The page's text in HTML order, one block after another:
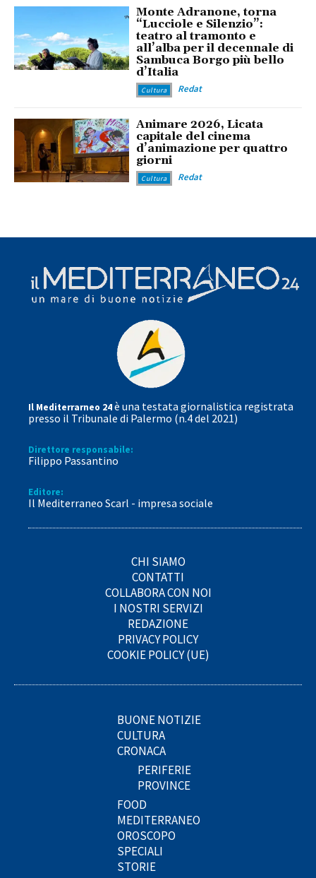
Monte Adranone, torna
“Lucciole e Silenzio”:
teatro al tramonto e
all’alba per il decennale di
Sambuca Borgo più bello
d’Italia
Cultura Redat
Animare 2026, Licata
capitale del cinema
d’animazione per quattro
giorni
Cultura Redat
Il Mediterrarneo 24è una testata giornalistica registrata
presso il Tribunale di Palermo (n.4 del 2021)
Direttore responsabile:
Filippo Passantino
Editore:
Il Mediterraneo Scarl - impresa sociale
CHI SIAMO
CONTATTI
COLLABORA CON NOI
I NOSTRI SERVIZI
REDAZIONE
PRIVACY POLICY
COOKIE POLICY (UE)
BUONE NOTIZIE
CULTURA
CRONACA
PERIFERIE
PROVINCE
FOOD
MEDITERRANEO
OROSCOPO
SPECIALI
STORIE